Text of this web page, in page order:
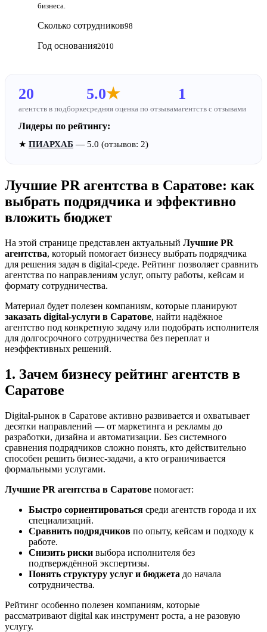
бизнеса.
Сколько сотрудников98
Год основания2010
20
агентств в подборке
5.0★
средняя оценка по отзывам
1
агентств с отзывами
Лидеры по рейтингу:
★ ПИАРХАБ — 5.0 (отзывов: 2)
Лучшие PR агентства в Саратове: как
выбрать подрядчика и эффективно
вложить бюджет
На этой странице представлен актуальный Лучшие PR
агентства, который помогает бизнесу выбрать подрядчика
для решения задач в digital-среде. Рейтинг позволяет сравнить
агентства по направлениям услуг, опыту работы, кейсам и
формату сотрудничества.
Материал будет полезен компаниям, которые планируют
заказать digital-услуги в Саратове, найти надёжное
агентство под конкретную задачу или подобрать исполнителя
для долгосрочного сотрудничества без переплат и
неэффективных решений.
1. Зачем бизнесу рейтинг агентств в
Саратове
Digital-рынок в Саратове активно развивается и охватывает
десятки направлений — от маркетинга и рекламы до
разработки, дизайна и автоматизации. Без системного
сравнения подрядчиков сложно понять, кто действительно
способен решить бизнес-задачи, а кто ограничивается
формальными услугами.
Лучшие PR агентства в Саратове помогает:
Быстро сориентироваться среди агентств города и их
специализаций.
Сравнить подрядчиков по опыту, кейсам и подходу к
работе.
Снизить риски выбора исполнителя без
подтверждённой экспертизы.
Понять структуру услуг и бюджета до начала
сотрудничества.
Рейтинг особенно полезен компаниям, которые
рассматривают digital как инструмент роста, а не разовую
услугу.